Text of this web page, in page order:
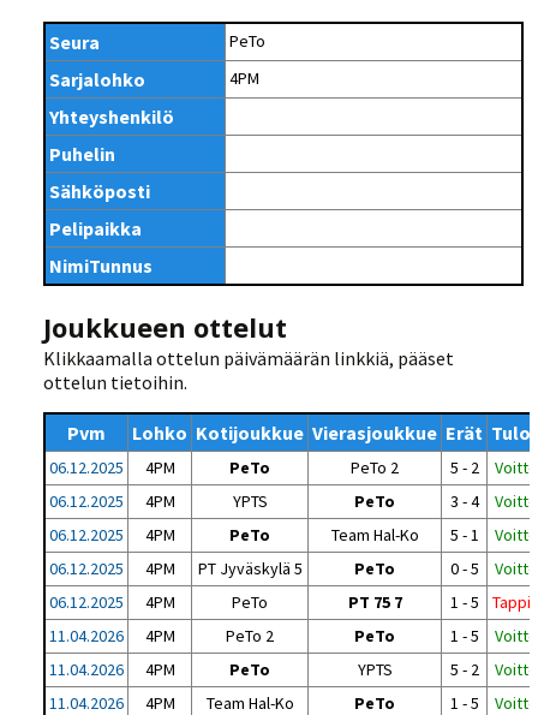
Seura PeTo
Sarjalohko 4PM
Yhteyshenkilö
Puhelin
Sähköposti
Pelipaikka
NimiTunnus
Joukkueen ottelut
Klikkaamalla ottelun päivämäärän linkkiä, pääset
ottelun tietoihin.
Pvm Lohko Kotijoukkue Vierasjoukkue Erät
06.12.2025 4PM PeTo PeTo 2 5 - 2
Voitto
06.12.2025
4PM YPTS PeTo 3 - 4
Voitto
06.12.2025
4PM PeTo Team Hal-Ko 5 - 1
Voitto
06.12.2025
4PM PT Jyväskylä 5 PeTo 0 - 5
Voitto
06.12.2025
4PM PeTo PT 75 7 1 - 5
11.04.2026
4PM PeTo 2 PeTo 1 - 5
Voitto
11.04.2026
4PM PeTo YPTS 5 - 2
Voitto
11.04.2026
4PM Team Hal-Ko PeTo 1 - 5
Voitto